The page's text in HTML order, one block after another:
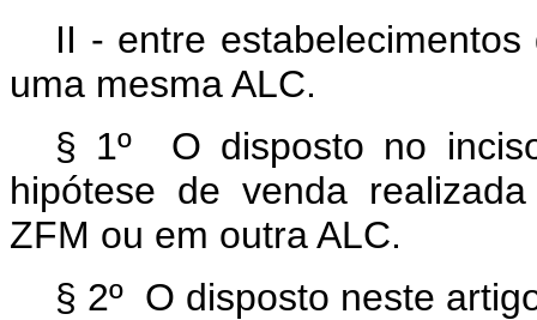
II - entre
uma mesma ALC.
§ 1º O disposto no
hipótese de venda
ZFM ou em outra ALC.
§ 2º O disposto neste